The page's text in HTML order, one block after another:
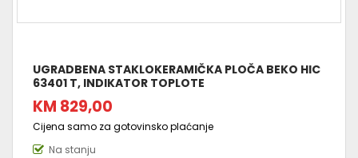
UGRADBENA STAKLOKERAMIČKA PLOČA BEKO HIC
63401 T, INDIKATOR TOPLOTE
KM 829,00
Cijena samo za gotovinsko plaćanje
Na stanju